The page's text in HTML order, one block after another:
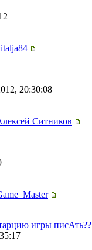
20:30:08
Ситников
игры писАть??